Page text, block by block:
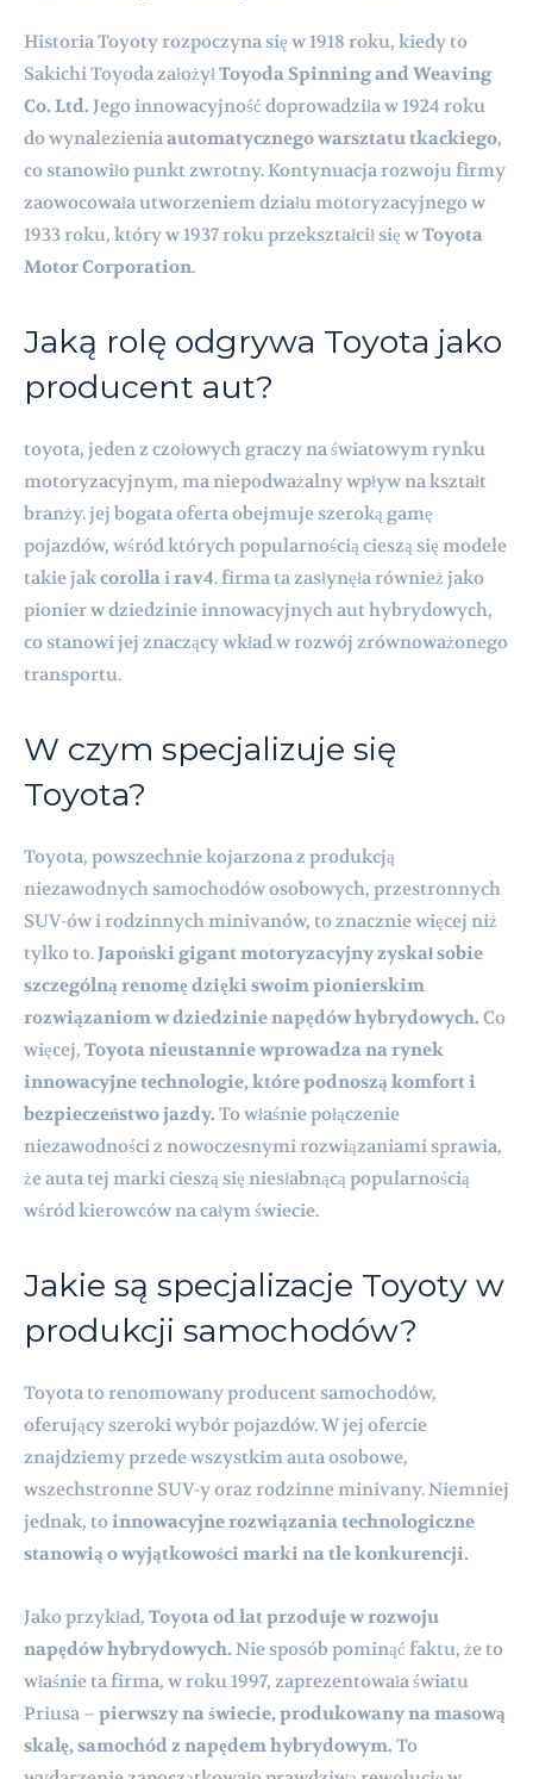
Historia Toyoty rozpoczyna się w 1918 roku, kiedy to
Sakichi Toyoda założyłToyoda Spinning and Weaving
Co. Ltd. Jego innowacyjność doprowadziła w 1924 roku
do wynalezieniaautomatycznego warsztatu tkackiego,
co stanowiło punkt zwrotny. Kontynuacja rozwoju firmy
zaowocowała utworzeniem działu motoryzacyjnego w
1933 roku, który w 1937 roku przekształcił się wToyota
Motor Corporation.
Jaką rolę odgrywa Toyota jako
producent aut?
toyota, jeden z czołowych graczy na światowym rynku
motoryzacyjnym, ma niepodważalny wpływ na kształt
branży. jej bogata oferta obejmuje szeroką gamę
pojazdów, wśród których popularnością cieszą się modele
takie jakcorollairav4. firma ta zasłynęła również jako
pionier w dziedzinie innowacyjnych aut hybrydowych,
co stanowi jej znaczący wkład w rozwój zrównoważonego
transportu.
W czym specjalizuje się
Toyota?
Toyota, powszechnie kojarzona z produkcją
niezawodnych samochodów osobowych, przestronnych
SUV-ów i rodzinnych minivanów, to znacznie więcej niż
tylko to.Japoński gigant motoryzacyjny zyskał sobie
szczególną renomę dzięki swoim pionierskim
rozwiązaniom w dziedzinie napędów hybrydowych. Co
więcej, Toyota nieustannie wprowadza na rynek
innowacyjne technologie, które podnoszą komfort i
bezpieczeństwo jazdy. To właśnie połączenie
niezawodności z nowoczesnymi rozwiązaniami sprawia,
że auta tej marki cieszą się niesłabnącą popularnością
wśród kierowców na całym świecie.
Jakie są specjalizacje Toyoty w
produkcji samochodów?
Toyota to renomowany producent samochodów,
oferujący szeroki wybór pojazdów. W jej ofercie
znajdziemy przede wszystkim auta osobowe,
wszechstronne SUV-y oraz rodzinne minivany. Niemniej
jednak, toinnowacyjne rozwiązania technologiczne
stanowią o wyjątkowości marki na tle konkurencji.
Jako przykład, Toyota od lat przoduje w rozwoju
napędów hybrydowych. Nie sposób pominąć faktu, że to
właśnie ta firma, w roku 1997, zaprezentowała światu
Priusa – pierwszy na świecie, produkowany na masową
skalę, samochód z napędem hybrydowym. To